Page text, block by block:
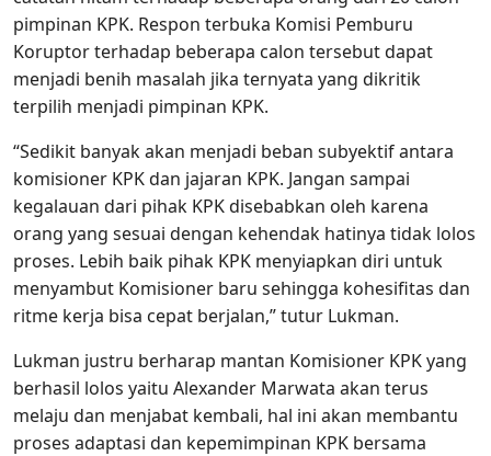
pimpinan KPK. Respon terbuka Komisi Pemburu
Koruptor terhadap beberapa calon tersebut dapat
menjadi benih masalah jika ternyata yang dikritik
terpilih menjadi pimpinan KPK.
“Sedikit banyak akan menjadi beban subyektif antara
komisioner KPK dan jajaran KPK. Jangan sampai
kegalauan dari pihak KPK disebabkan oleh karena
orang yang sesuai dengan kehendak hatinya tidak lolos
proses. Lebih baik pihak KPK menyiapkan diri untuk
menyambut Komisioner baru sehingga kohesifitas dan
ritme kerja bisa cepat berjalan,” tutur Lukman.
Lukman justru berharap mantan Komisioner KPK yang
berhasil lolos yaitu Alexander Marwata akan terus
melaju dan menjabat kembali, hal ini akan membantu
proses adaptasi dan kepemimpinan KPK bersama